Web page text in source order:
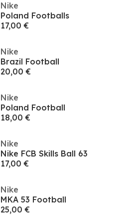
Nike
Poland Footballs
17,00 €
Nike
Brazil Football
20,00 €
Nike
Poland Football
18,00 €
Nike
Nike FCB Skills Ball 63
17,00 €
Nike
MKA 53 Football
25,00 €